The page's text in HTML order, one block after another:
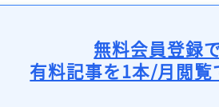
無料会員登録
有料記事を1本/月閲覧